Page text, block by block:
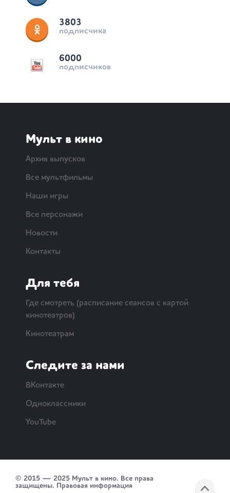
3803
подписчика
6000
подписчиков
Мульт в кино
Архив выпусков
Все мультфильмы
Наши игры
Все персонажи
Новости
Контакты
Для тебя
Где смотреть (расписание сеансов с картой
кинотеатров)
Кинотеатрам
Следите за нами
ВКонтакте
Одноклассники
YouTube
© 2015 — 2025 Мульт в кино. Все права
защищены. Правовая информация